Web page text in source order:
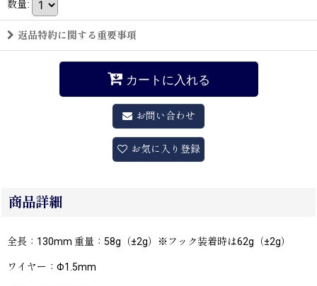
数量:
返品特約に関する重要事項
カートに入れる
お問い合わせ
お気に入り登録
商品詳細
全長：130mm 重量：58g（±2g）※フック装着時は62g（±2g）
ワイヤー：Φ1.5mm